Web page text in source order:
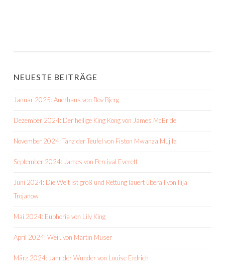
NEUESTE BEITRÄGE
Januar 2025: Auerhaus von Bov Bjerg
Dezember 2024: Der heilige King Kong von James McBride
November 2024: Tanz der Teufel von Fiston Mwanza Mujila
September 2024: James von Percival Everett
Juni 2024: Die Welt ist groß und Rettung lauert überall von Ilija
Trojanow
Mai 2024: Euphoria von Lily King
April 2024: Weil. von Martin Muser
März 2024: Jahr der Wunder von Louise Erdrich